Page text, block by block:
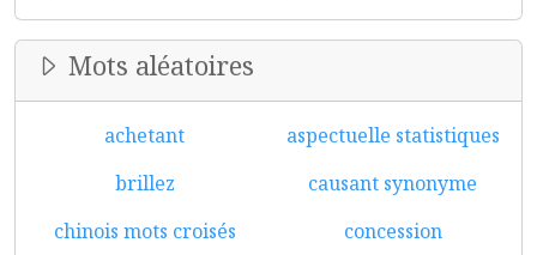
Mots aléatoires
achetant
aspectuelle statistiques
brillez
causant synonyme
chinois mots croisés
concession